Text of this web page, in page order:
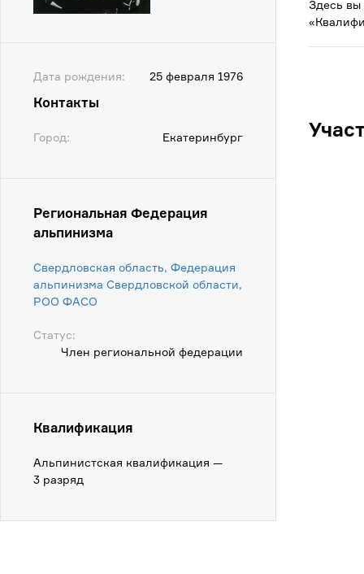
Дата рождения: 25 февраля 1976
Контакты
Город: Екатеринбург
Региональная Федерация
альпинизма
Свердловская область, Федерация
альпинизма Свердловской области,
POO ФАСО
Статус:
Член региональной федерации
Квалификация
Альпинистская квалификация —
3 разряд
Здесь вы